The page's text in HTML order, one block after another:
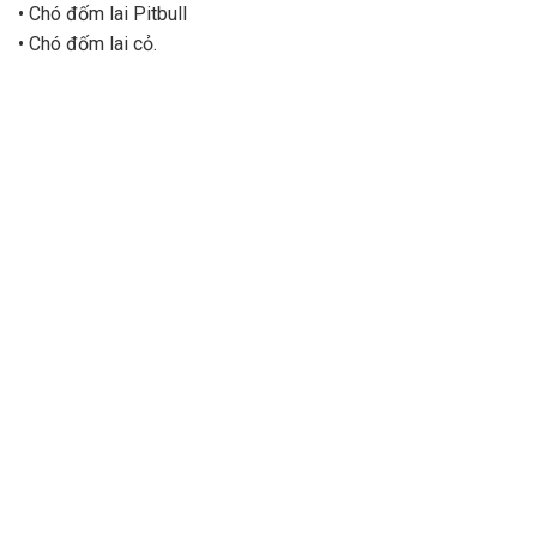
• Chó đốm lai Pitbull
• Chó đốm lai cỏ.